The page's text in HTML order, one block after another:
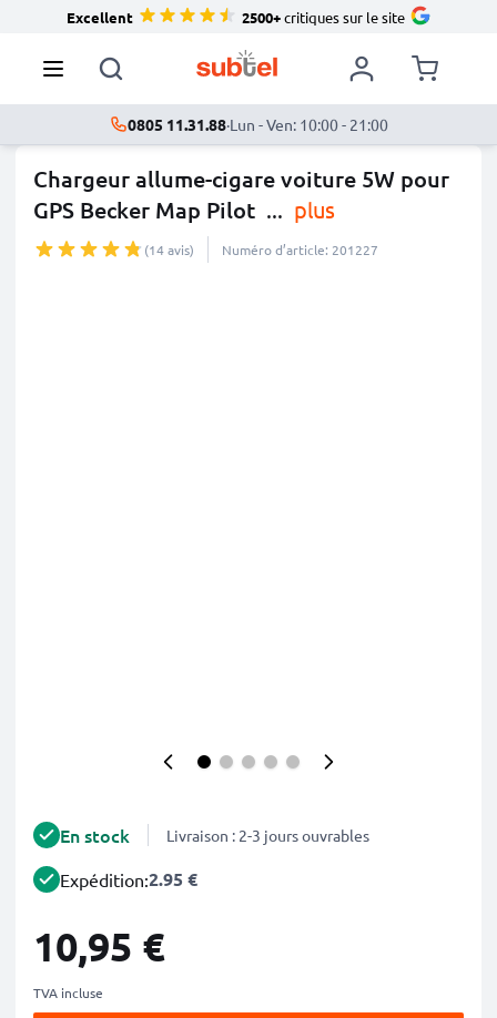
Excellent 2500+critiques sur le site
0805 11.31.88·Lun - Ven: 10:00 - 21:00
Chargeur allume-cigare voiture 5W pour
GPS Becker Map Pilot ... plus
(14 avis) Numéro d’article: 201227
En stock Livraison : 2-3 jours ouvrables
Expédition:2.95 €
10,95 €
TVA incluse